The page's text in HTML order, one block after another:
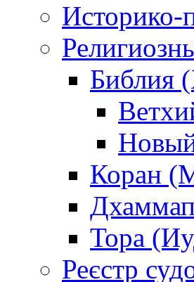
Историко-
Библия
Коран
Тора
Реєстр